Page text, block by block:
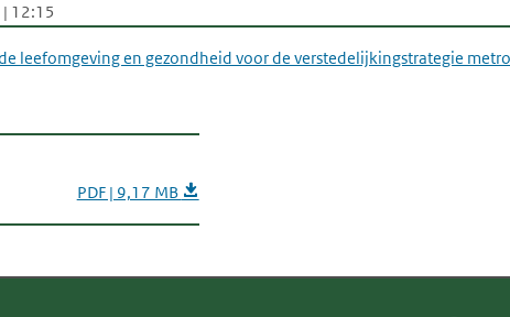
12:15
leefomgeving en gezondheid voor de verstedelijkingstrategie
PDF | 9,17 MB